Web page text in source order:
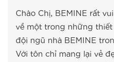
Chào Chị, BEMINE rất
về một trong những
đội ngũ nhà BEMINE
Với tôn chỉ mang lại vẻ